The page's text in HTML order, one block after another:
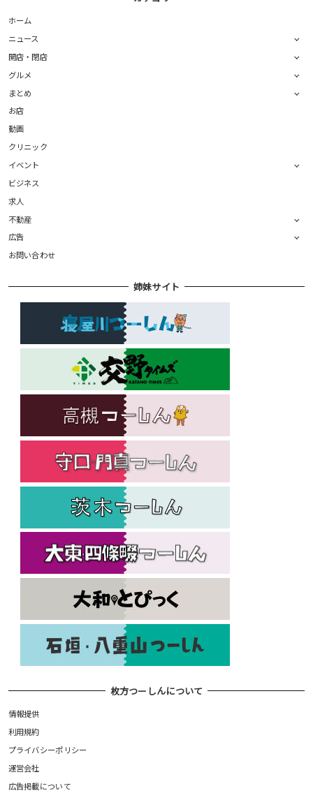
ホーム
ニュース
開店・閉店
グルメ
まとめ
お店
動画
クリニック
イベント
ビジネス
求人
不動産
広告
お問い合わせ
姉妹サイト
枚方つーしんについて
情報提供
利用規約
プライバシーポリシー
運営会社
広告掲載について